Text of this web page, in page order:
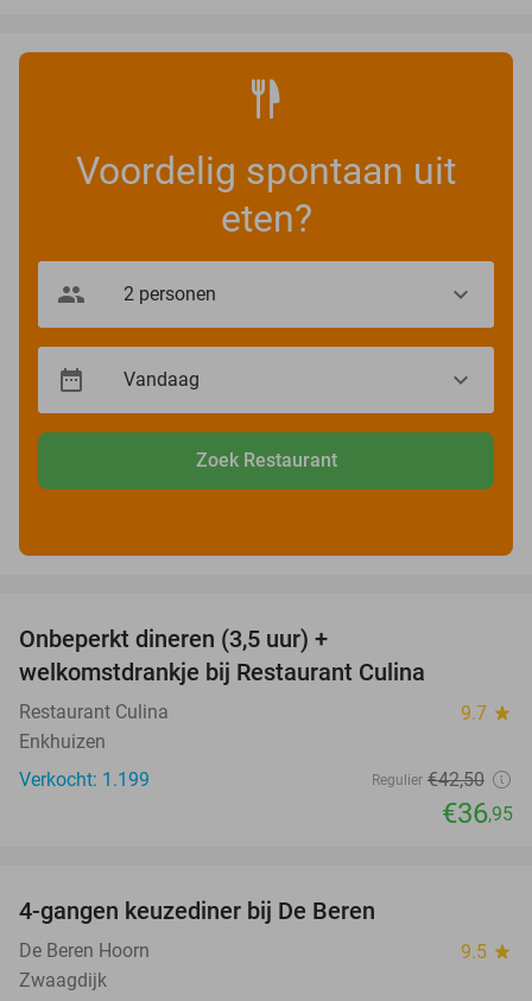
Voordelig spontaan uit
eten?
Zoek Restaurant
Onbeperkt dineren (3,5 uur) +
welkomstdrankje bij Restaurant Culina
Restaurant Culina 9.7 star
Enkhuizen
Verkocht: 1.199
Regulier €42,50
€36,95
4-gangen keuzediner bij De Beren
De Beren Hoorn 9.5 star
Zwaagdijk